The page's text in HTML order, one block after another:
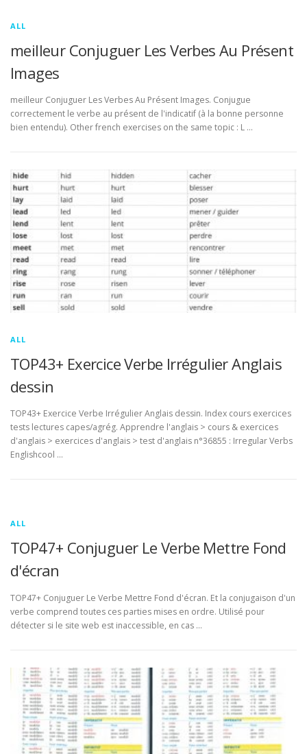
ALL
meilleur Conjuguer Les Verbes Au Présent
Images
meilleur Conjuguer Les Verbes Au Présent Images. Conjugue
correctement le verbe au présent de l'indicatif (à la bonne personne
bien entendu). Other french exercises on the same topic : L …
ALL
TOP43+ Exercice Verbe Irrégulier Anglais
dessin
TOP43+ Exercice Verbe Irrégulier Anglais dessin. Index cours exercices
tests lectures capes/agrég. Apprendre l'anglais > cours & exercices
d'anglais > exercices d'anglais > test d'anglais n°36855 : Irregular Verbs
Englishcool …
ALL
TOP47+ Conjuguer Le Verbe Mettre Fond
d'écran
TOP47+ Conjuguer Le Verbe Mettre Fond d'écran. Et la conjugaison d'un
verbe comprend toutes ces parties mises en ordre. Utilisé pour
détecter si le site web est inaccessible, en cas …